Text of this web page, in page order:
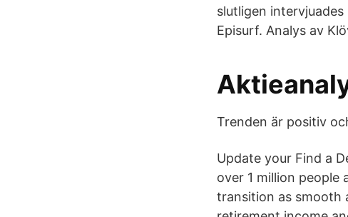
slutligen
Episurf. Analys av
Trenden är positiv
Update your Find a
over 1 million people
transition as smooth